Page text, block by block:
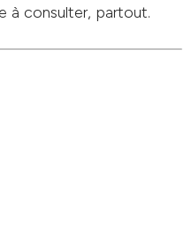
à consulter, partout.